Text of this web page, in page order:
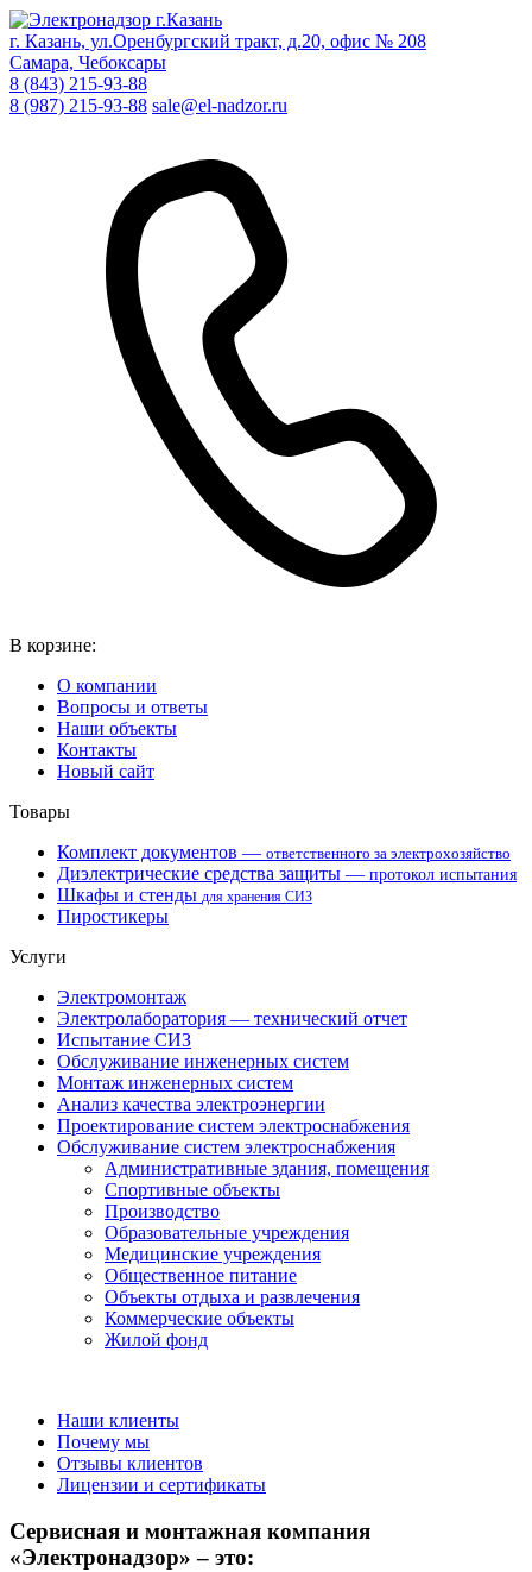
г. Казань, ул.Оренбургский тракт, д.20, офис № 208
Самара, Чебоксары
8 (843) 215-93-88
8 (987) 215-93-88 sale@el-nadzor.ru
В корзине:
О компании
Вопросы и ответы
Наши объекты
Контакты
Новый сайт
Товары
Комплект документов — ответственного за электрохозяйство
Диэлектрические средства защиты — протокол испытания
Шкафы и стенды для хранения СИЗ
Пиростикеры
Услуги
Электромонтаж
Электролаборатория — технический отчет
Испытание СИЗ
Обслуживание инженерных систем
Монтаж инженерных систем
Анализ качества электроэнергии
Проектирование систем электроснабжения
Обслуживание систем электроснабжения
Административные здания, помещения
Спортивные объекты
Производство
Образовательные учреждения
Медицинские учреждения
Общественное питание
Объекты отдыха и развлечения
Коммерческие объекты
Жилой фонд
Наши клиенты
Почему мы
Отзывы клиентов
Лицензии и сертификаты
Сервисная и монтажная компания
«Электронадзор» – это: